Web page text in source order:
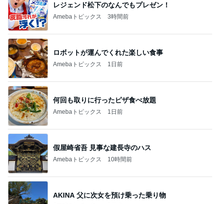
レジェンド松下のなんでもプレゼン！
Amebaトピックス 3時間前
ロボットが運んでくれた楽しい食事
Amebaトピックス 1日前
何回も取りに行ったピザ食べ放題
Amebaトピックス 1日前
假屋崎省吾 見事な建長寺のハス
Amebaトピックス 10時間前
AKINA 父に次女を預け乗った乗り物